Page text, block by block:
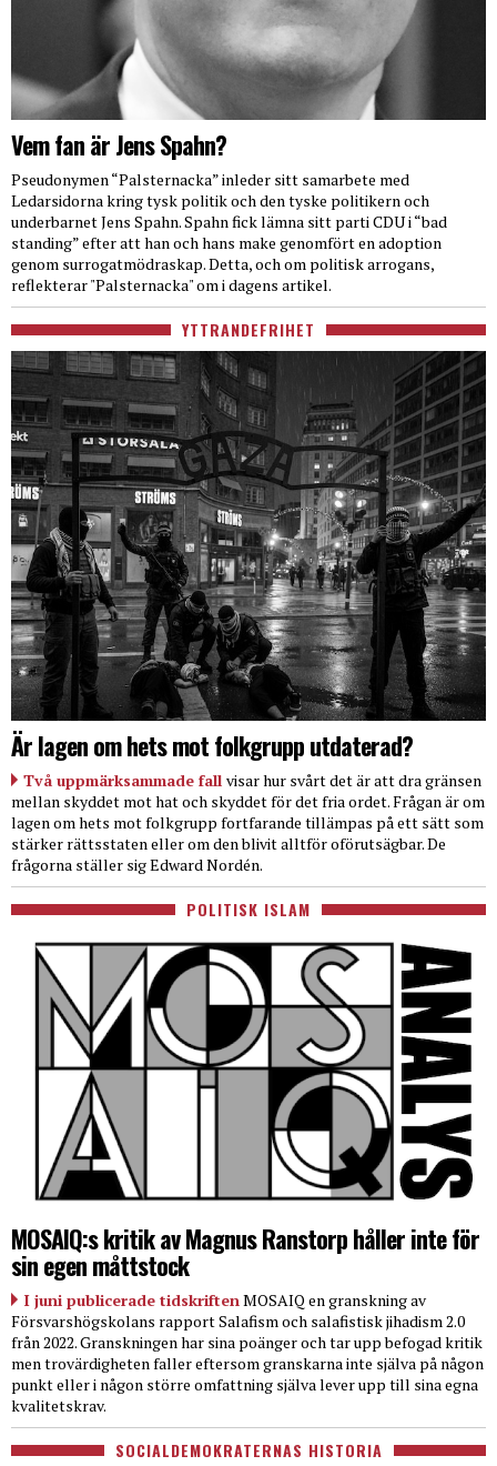
Vem fan är Jens Spahn?
Pseudonymen “Palsternacka” inleder sitt samarbete med
Ledarsidorna kring tysk politik och den tyske politikern och
underbarnet Jens Spahn. Spahn fick lämna sitt parti CDU i “bad
standing” efter att han och hans make genomfört en adoption
genom surrogatmödraskap. Detta, och om politisk arrogans,
reflekterar "Palsternacka" om i dagens artikel.
YTTRANDEFRIHET
Är lagen om hets mot folkgrupp utdaterad?
Två uppmärksammade fall visar hur svårt det är att dra gränsen
mellan skyddet mot hat och skyddet för det fria ordet. Frågan är om
lagen om hets mot folkgrupp fortfarande tillämpas på ett sätt som
stärker rättsstaten eller om den blivit alltför oförutsägbar. De
frågorna ställer sig Edward Nordén.
POLITISK ISLAM
MOSAIQ:s kritik av Magnus Ranstorp håller inte för
sin egen måttstock
I juni publicerade tidskriftenMOSAIQ en granskning av
Försvarshögskolans rapport Salafism och salafistisk jihadism 2.0
från 2022. Granskningen har sina poänger och tar upp befogad kritik
men trovärdigheten faller eftersom granskarna inte själva på någon
punkt eller i någon större omfattning själva lever upp till sina egna
kvalitetskrav.
SOCIALDEMOKRATERNAS HISTORIA